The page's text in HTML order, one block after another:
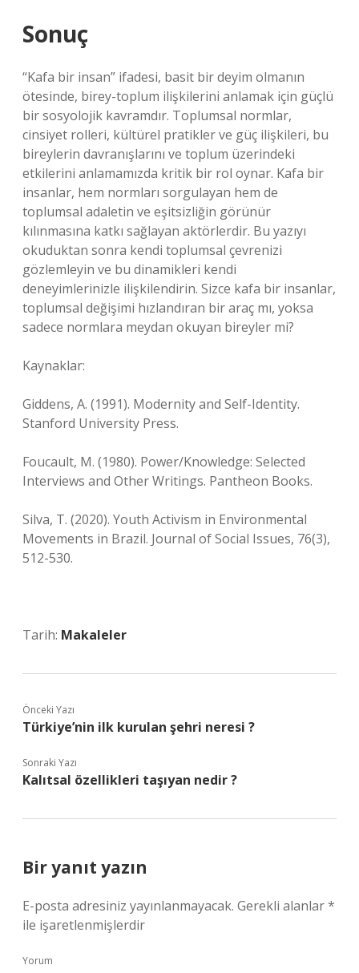
Sonuç
“Kafa bir insan” ifadesi, basit bir deyim olmanın
ötesinde, birey-toplum ilişkilerini anlamak için güçlü
bir sosyolojik kavramdır. Toplumsal normlar,
cinsiyet rolleri, kültürel pratikler ve güç ilişkileri, bu
bireylerin davranışlarını ve toplum üzerindeki
etkilerini anlamamızda kritik bir rol oynar. Kafa bir
insanlar, hem normları sorgulayan hem de
toplumsal adaletin ve eşitsizliğin görünür
kılınmasına katkı sağlayan aktörlerdir. Bu yazıyı
okuduktan sonra kendi toplumsal çevrenizi
gözlemleyin ve bu dinamikleri kendi
deneyimlerinizle ilişkilendirin. Sizce kafa bir insanlar,
toplumsal değişimi hızlandıran bir araç mı, yoksa
sadece normlara meydan okuyan bireyler mi?
Kaynaklar:
Giddens, A. (1991). Modernity and Self-Identity.
Stanford University Press.
Foucault, M. (1980). Power/Knowledge: Selected
Interviews and Other Writings. Pantheon Books.
Silva, T. (2020). Youth Activism in Environmental
Movements in Brazil. Journal of Social Issues, 76(3),
512-530.
Tarih: Makaleler
Önceki Yazı
Türkiye’nin ilk kurulan şehri neresi ?
Sonraki Yazı
Kalıtsal özellikleri taşıyan nedir ?
Bir yanıt yazın
E-posta adresiniz yayınlanmayacak. Gerekli alanlar*
ile işaretlenmişlerdir
Yorum